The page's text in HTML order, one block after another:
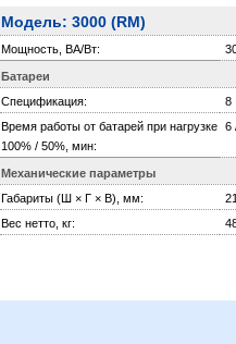
Модель: 3000 (RМ)
Мощность, ВА/Вт:
Батареи
Спецификация:
8
Время работы от батарей при нагрузке
100% / 50%, мин:
6
Механические параметры
Габариты (Ш × Г × В), мм:
Вес нетто, кг: